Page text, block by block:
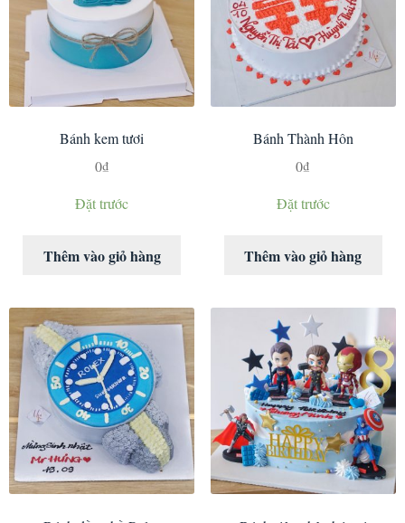
Bánh kem tươi
0₫
Đặt trước
Thêm vào giỏ hàng
Bánh Thành Hôn
0₫
Đặt trước
Thêm vào giỏ hàng